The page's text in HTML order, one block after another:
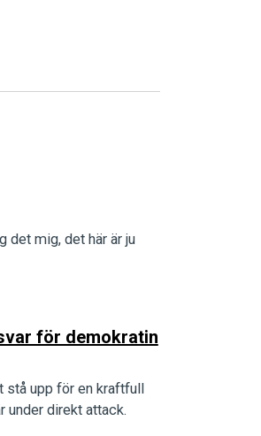
det mig, det här är ju
för demokratin
stå upp för en kraftfull
under direkt attack.